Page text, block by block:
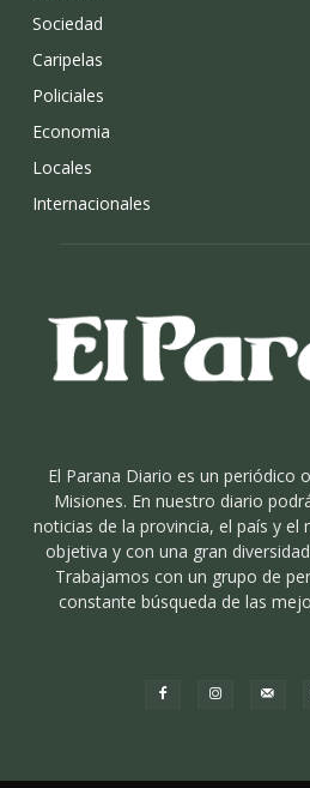
Sociedad
Caripelas
Policiales
Economia
Locales
Internacionales
El Parana Diario es un periódico
Misiones. En nuestro diario
noticias de la provincia, el país y el
objetiva y con una gran
Trabajamos con un grupo de
constante búsqueda de las